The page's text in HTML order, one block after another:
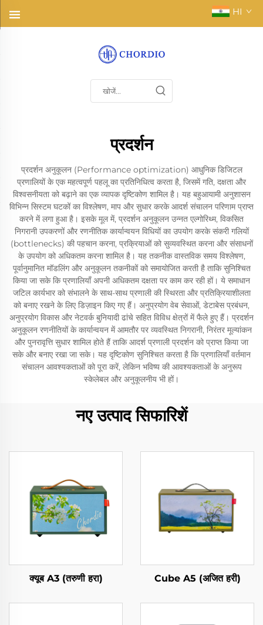
HI
प्रदर्शन
प्रदर्शन अनुकूलन (Performance optimization) आधुनिक डिजिटल
प्रणालियों के एक महत्वपूर्ण पहलू का प्रतिनिधित्व करता है, जिसमें गति, दक्षता और
विश्वसनीयता को बढ़ाने का एक व्यापक दृष्टिकोण शामिल है। यह बहुआयामी अनुशासन
विभिन्न सिस्टम घटकों का विश्लेषण, माप और सुधार करके आदर्श संचालन परिणाम प्राप्त
करने में लगा हुआ है। इसके मूल में, प्रदर्शन अनुकूलन उन्नत एल्गोरिथ्म, विकसित
निगरानी उपकरणों और रणनीतिक कार्यान्वयन विधियों का उपयोग करके संकरी गलियों
(bottlenecks) की पहचान करना, प्रक्रियाओं को सुव्यवस्थित करना और संसाधनों
के उपयोग को अधिकतम करना शामिल है। यह तकनीक वास्तविक समय विश्लेषण,
पूर्वानुमानित मॉडलिंग और अनुकूलन तकनीकों को समायोजित करती है ताकि सुनिश्चित
किया जा सके कि प्रणालियाँ अपनी अधिकतम दक्षता पर काम कर रही हों। ये समाधान
जटिल कार्यभार को संभालने के साथ-साथ प्रणाली की स्थिरता और प्रतिक्रियाशीलता
को बनाए रखने के लिए डिज़ाइन किए गए हैं। अनुप्रयोग वेब सेवाओं, डेटाबेस प्रबंधन,
अनुप्रयोग विकास और नेटवर्क बुनियादी ढांचे सहित विविध क्षेत्रों में फैले हुए हैं। प्रदर्शन
अनुकूलन रणनीतियों के कार्यान्वयन में आमतौर पर व्यवस्थित निगरानी, निरंतर मूल्यांकन
और पुनरावृत्ति सुधार शामिल होते हैं ताकि आदर्श प्रणाली प्रदर्शन को प्राप्त किया जा
सके और बनाए रखा जा सके। यह दृष्टिकोण सुनिश्चित करता है कि प्रणालियाँ वर्तमान
संचालन आवश्यकताओं को पूरा करें, लेकिन भविष्य की आवश्यकताओं के अनुरूप
स्केलेबल और अनुकूलनीय भी हों।
नए उत्पाद सिफारिशें
क्यूब A3 (तरुणी हरा) Cube A5 (अजित हरी)